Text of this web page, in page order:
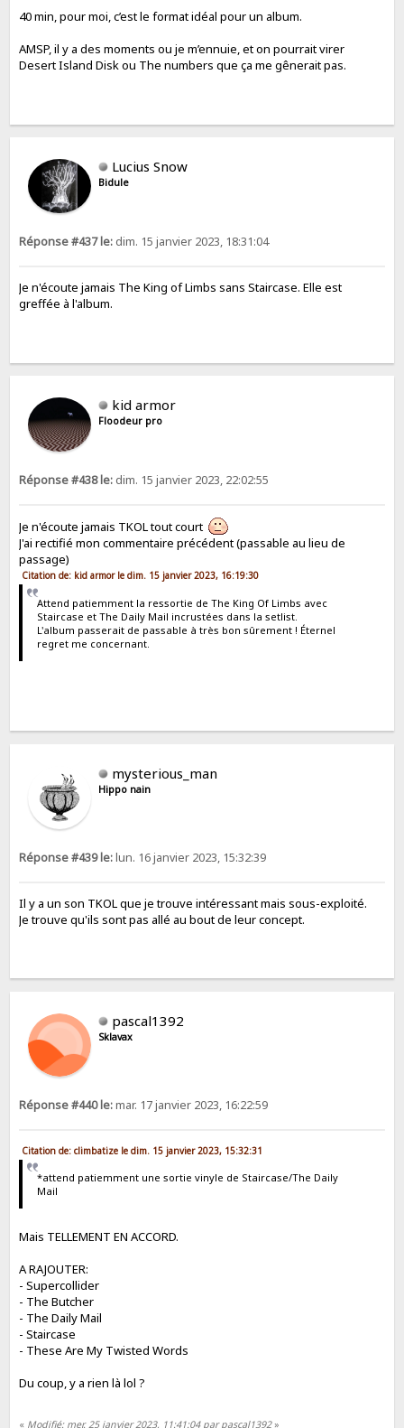
40 min, pour moi, c’est le format idéal pour un album.
AMSP, il y a des moments ou je m’ennuie, et on pourrait virer
Desert Island Disk ou The numbers que ça me gênerait pas.
Lucius Snow
Bidule
Réponse #437 le: dim. 15 janvier 2023, 18:31:04
Je n'écoute jamais The King of Limbs sans Staircase. Elle est
greffée à l'album.
kid armor
Floodeur pro
Réponse #438 le: dim. 15 janvier 2023, 22:02:55
Je n'écoute jamais TKOL tout court
J'ai rectifié mon commentaire précédent (passable au lieu de
passage)
Citation de: kid armor le dim. 15 janvier 2023, 16:19:30
Attend patiemment la ressortie de The King Of Limbs avec
Staircase et The Daily Mail incrustées dans la setlist.
L'album passerait de passable à très bon sûrement ! Éternel
regret me concernant.
mysterious_man
Hippo nain
Réponse #439 le:lun. 16 janvier 2023, 15:32:39
Il y a un son TKOL que je trouve intéressant mais sous-exploité.
Je trouve qu'ils sont pas allé au bout de leur concept.
pascal1392
Sklavax
Réponse #440 le:mar. 17 janvier 2023, 16:22:59
Citation de: climbatize le dim. 15 janvier 2023, 15:32:31
*attend patiemment une sortie vinyle de Staircase/The Daily
Mail
Mais TELLEMENT EN ACCORD.
A RAJOUTER:
- Supercollider
- The Butcher
- The Daily Mail
- Staircase
- These Are My Twisted Words
Du coup, y a rien là lol ?
« Modifié: mer. 25 janvier 2023, 11:41:04 par pascal1392»